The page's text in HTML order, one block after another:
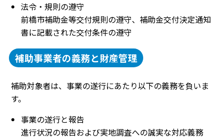
法令・規則の遵守
前橋市補助金等交付規則の遵守、補助金交付決定通知
書に記載された交付条件の遵守
補助事業者の義務と財産管理
補助対象者は、事業の遂行にあたり以下の義務を負いま
す。
事業の遂行と報告
進行状況の報告および実地調査への誠実な対応義務